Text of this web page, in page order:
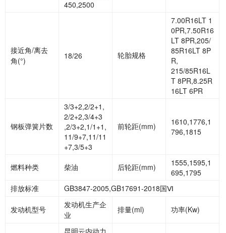
450,2500
接近角/离去
角(°)
18/26 轮胎规格
7.00R16LT 1
0PR,7.50R16
LT 8PR,205/
85R16LT 8P
R,
215/85R16L
T 8PR,8.25R
16LT 6PR
钢板弹簧片数
3/3+2,2/2+1,
2/2+2,3/4+3
,2/3+2,1/1+1,
11/9+7,11/11
+7,3/5+3
前轮距(mm)
1610,1776,1
796,1815
燃料种类 柴油 后轮距(mm)
1555,1595,1
695,1795
排放标准
GB3847-2005,GB17691-2018国Ⅵ
发动机型号
发动机生产企
业
排量(ml) 功率(Kw)
昆明云内动力